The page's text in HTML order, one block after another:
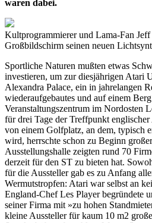
waren dabei.
Kultprogrammierer und Lama-Fan
Großbildschirm seinen neuen
Sportliche Naturen mußten etwas
investieren, um zur diesjährigen Atari
Alexandra Palace, ein in jahrelangen
wiederaufgebautes und auf einem
Veranstaltungszentrum im Nordosten
für drei Tage der Treffpunkt
von einem Golfplatz, an dem, typisch
wird, herrschte schon zu Beginn
Ausstellungshalle zeigten rund 70
derzeit für den ST zu bieten hat.
für die Aussteller gab es zu Anfang
Wermutstropfen: Atari war selbst an
England-Chef Les Player begründete
seiner Firma mit »zu hohen
kleine Aussteller für kaum 10 m2